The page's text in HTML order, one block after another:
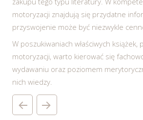
motoryzacji znajdują się przydatne
przyswojenie może być niezwykle
W poszukiwaniach właściwych książek,
motoryzacji, warto kierować się
wydawaniu oraz poziomem
nich wiedzy.